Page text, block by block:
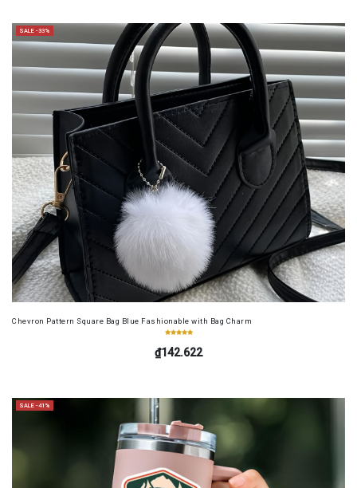
SALE -33%
Chevron Pattern Square Bag Blue Fashionable with Bag Charm
₫142.622
SALE -41%